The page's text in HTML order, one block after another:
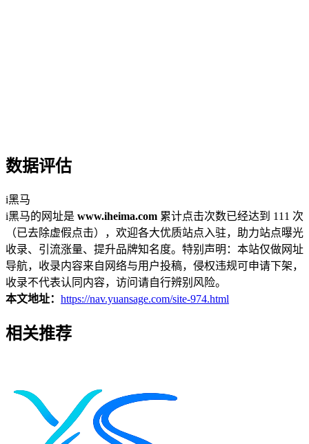
数据评估
i黑马
i黑马的网址是 www.iheima.com 累计点击次数已经达到 111 次
（已去除虚假点击），欢迎各大优质站点入驻，助力站点曝光
收录、引流涨量、提升品牌知名度。特别声明：本站仅做网址
导航，收录内容来自网络与用户投稿，侵权违规可申请下架，
收录不代表认同内容，访问请自行辨别风险。
本文地址： https://nav.yuansage.com/site-974.html
相关推荐